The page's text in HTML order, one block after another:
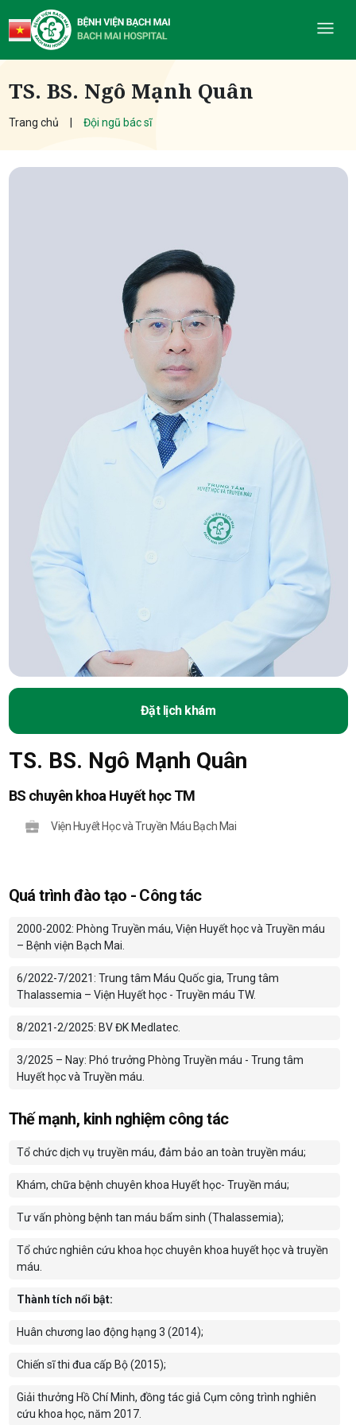
TS. BS. Ngô Mạnh Quân
Trang chủ Đội ngũ bác sĩ
Đặt lịch khám
TS. BS. Ngô Mạnh Quân
BS chuyên khoa Huyết học TM
Viện Huyết Học và Truyền Máu Bạch Mai
Quá trình đào tạo - Công tác
2000-2002: Phòng Truyền máu, Viện Huyết học và Truyền máu
– Bệnh viện Bạch Mai.
6/2022-7/2021: Trung tâm Máu Quốc gia, Trung tâm
Thalassemia – Viện Huyết học - Truyền máu TW.
8/2021-2/2025: BV ĐK Medlatec.
3/2025 – Nay: Phó trưởng Phòng Truyền máu - Trung tâm
Huyết học và Truyền máu.
Thế mạnh, kinh nghiệm công tác
Tổ chức dịch vụ truyền máu, đảm bảo an toàn truyền máu;
Khám, chữa bệnh chuyên khoa Huyết học- Truyền máu;
Tư vấn phòng bệnh tan máu bẩm sinh (Thalassemia);
Tổ chức nghiên cứu khoa học chuyên khoa huyết học và truyền
máu.
Thành tích nổi bật:
Huân chương lao động hạng 3 (2014);
Chiến sĩ thi đua cấp Bộ (2015);
Giải thưởng Hồ Chí Minh, đồng tác giả Cụm công trình nghiên
cứu khoa học, năm 2017.